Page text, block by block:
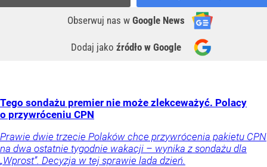
Obserwuj nas w Google News
Dodaj jako źródło w Google
Tego sondażu premier nie może zlekceważyć. Polacy
o przywróceniu CPN
Prawie dwie trzecie Polaków chce przywrócenia pakietu CPN
na dwa ostatnie tygodnie wakacji – wynika z sondażu dla
„Wprost”. Decyzja w tej sprawie lada dzień.